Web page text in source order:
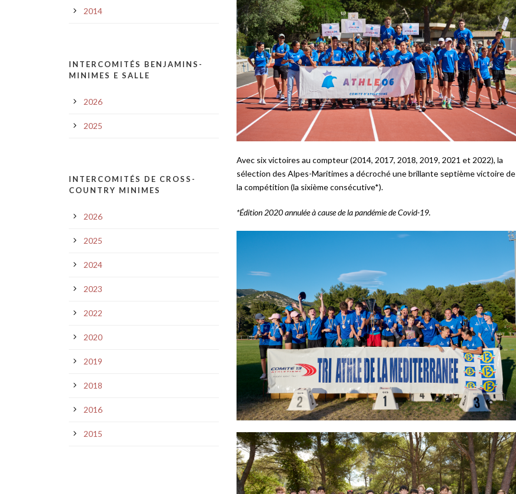
Avec six victoires au compteur (2014, 2017, 2018, 2019, 2021 et 2022), la
sélection des Alpes-Maritimes a décroché une brillante septième victoire de
la compétition (la sixième consécutive*).
*Édition 2020 annulée à cause de la pandémie de Covid-19.
2014
INTERCOMITÉS BENJAMINS-
MINIMES E SALLE
2026
2025
INTERCOMITÉS DE CROSS-
COUNTRY MINIMES
2026
2025
2024
2023
2022
2020
2019
2018
2016
2015